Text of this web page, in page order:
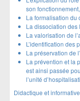
son fonctionnement,
La formalisation du
La dissociation des
La valorisation de
L’identification des
La préservation de
La prévention et la
est ainsi passée
l’unité
Didactique et